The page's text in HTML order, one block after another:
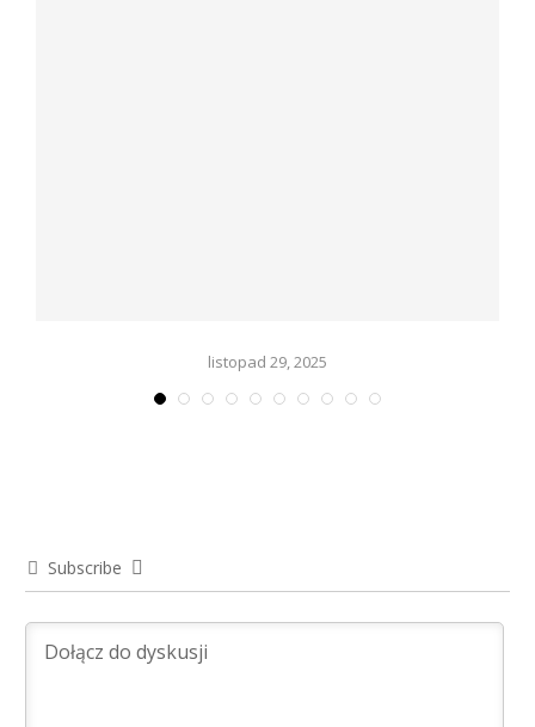
listopad 29, 2025
Subscribe